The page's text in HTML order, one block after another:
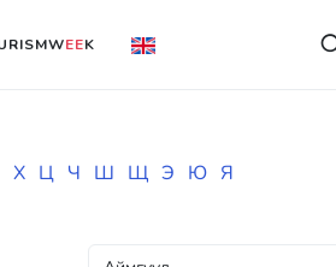
EEK
Х Ц Ч Ш Щ Э Ю Я